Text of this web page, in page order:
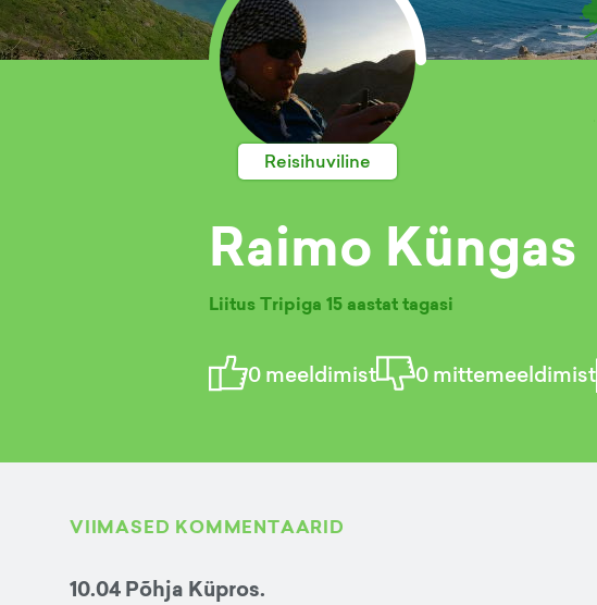
Reisihuviline
Raimo Küngas
Liitus Tripiga 15 aastat tagasi
0meeldimist 0mittemeeldimist
VIIMASED KOMMENTAARID
10.04 Põhja Küpros.